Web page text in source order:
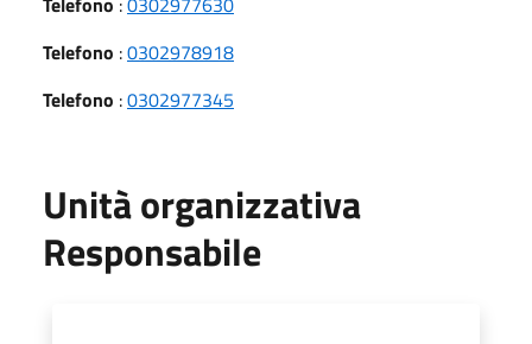
Telefono :0302978918
Telefono :0302977345
Unità organizzativa
Responsabile